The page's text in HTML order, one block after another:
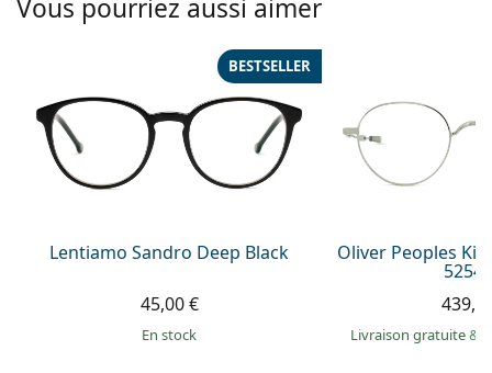
Vous pourriez aussi aimer
Lentiamo Sandro Deep Black
BESTSELLER
45,00 €
en stock
Oliver Peoples
5254
Livraison gratuite&